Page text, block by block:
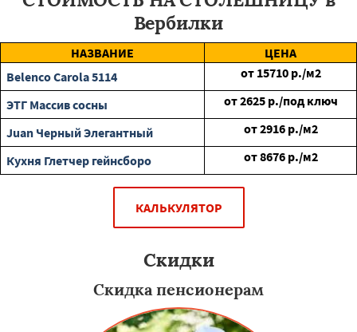
Вербилки
НАЗВАНИЕ
ЦЕНА
Belenco Carola 5114
от 15710 р./м2
ЭТГ Массив сосны
от2625 р./под ключ
Juan Черный Элегантный
от2916 р./м2
Кухня Глетчер гейнсборо
от8676 р./м2
КАЛЬКУЛЯТОР
Скидки
Скидка пенсионерам